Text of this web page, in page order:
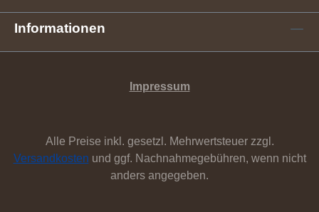
Informationen
Impressum
Alle Preise inkl. gesetzl. Mehrwertsteuer zzgl.
Versandkosten und ggf. Nachnahmegebühren, wenn nicht
anders angegeben.